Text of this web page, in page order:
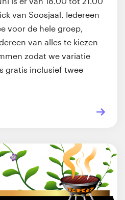
van Soosjaal. Iedereen
voor de hele groep,
van alles te kiezen
zodat we variatie
gratis inclusief twee